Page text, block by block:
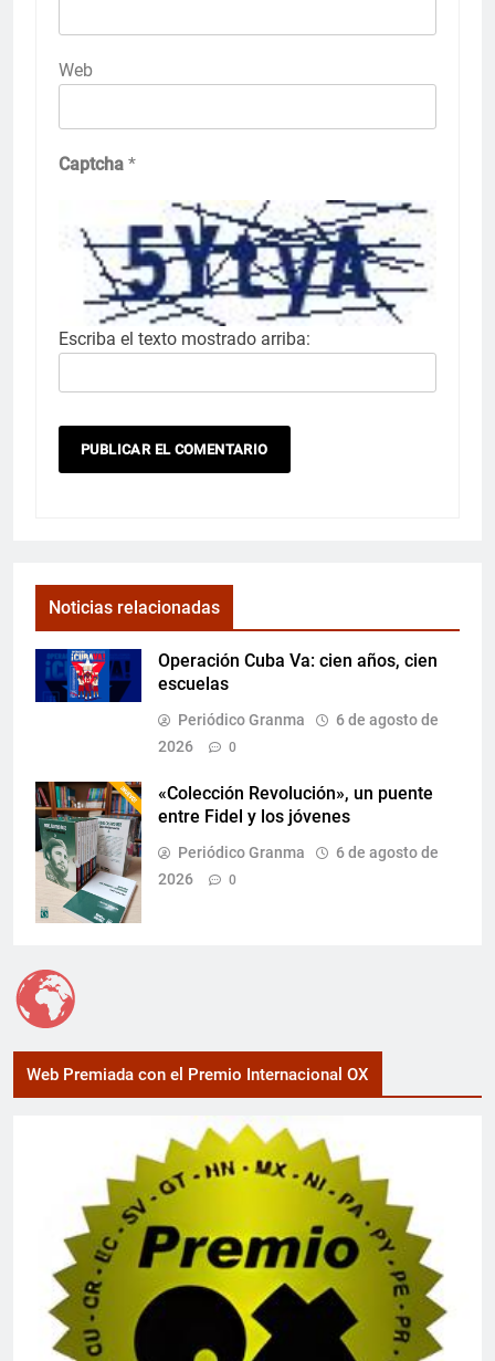
Web
Captcha *
Escriba el texto mostrado arriba:
Noticias relacionadas
Operación Cuba Va: cien años, cien
escuelas
Periódico Granma
6 de agosto de
2026
0
«Colección Revolución», un puente
entre Fidel y los jóvenes
Periódico Granma
6 de agosto de
2026
0
Web Premiada con el Premio Internacional OX